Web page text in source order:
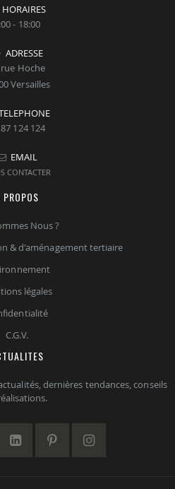
HORAIRES
- 18:00
ADRESSE
Hoche
Versailles
124 124
EMAIL
CONTACTER
PROPOS
Nous ?
& d'aménagement tertiaire
légales
C.G.V.
dernières tendances, conseils